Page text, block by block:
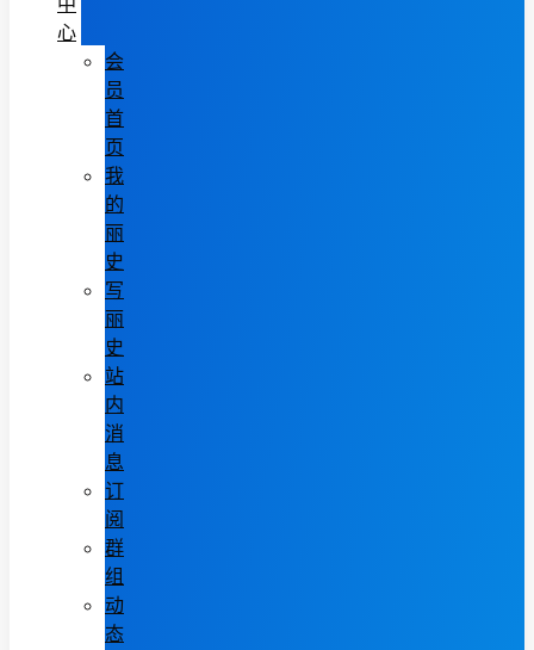
心
会
员
首
页
我
的
丽
史
写
丽
史
站
内
消
息
订
阅
群
组
动
态